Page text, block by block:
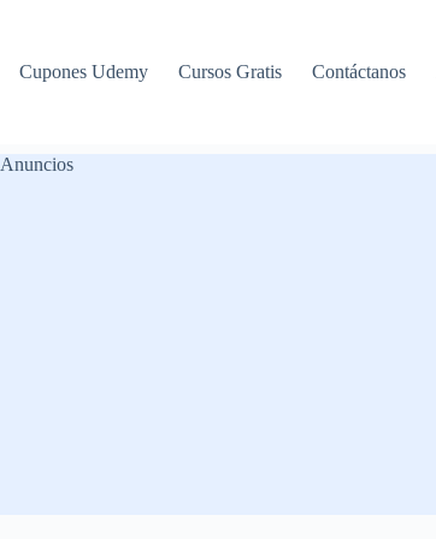
Cupones Udemy Cursos Gratis Contáctanos
Anuncios